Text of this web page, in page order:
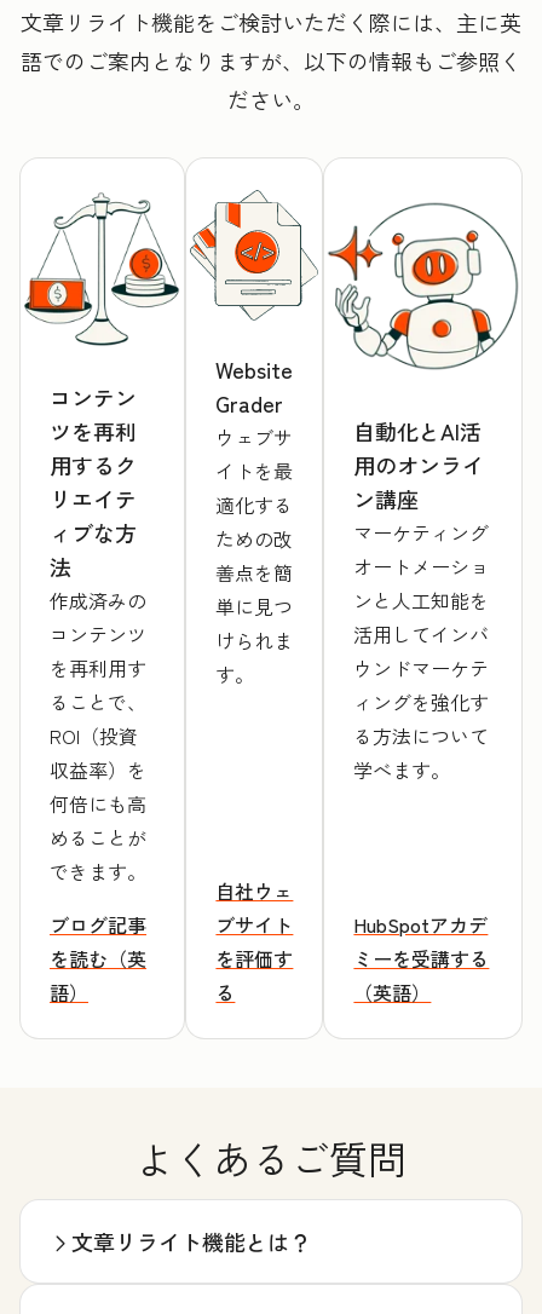
文章リライト機能をご検討いただく際には、主に英
語でのご案内となりますが、以下の情報もご参照く
ださい。
コンテン
ツを再利
用するク
リエイテ
ィブな方
法
作成済みの
コンテンツ
を再利用す
ることで、
ROI（投資
収益率）を
何倍にも高
めることが
できます。
ブログ記事
を読む（英
語）
Website
Grader
ウェブサ
イトを最
適化する
ための改
善点を簡
単に見つ
けられま
す。
自社ウェ
ブサイト
を評価す
る
自動化とAI活
用のオンライ
ン講座
マーケティング
オートメーショ
ンと人工知能を
活用してインバ
ウンドマーケテ
ィングを強化す
る方法について
学べます。
HubSpotアカデ
ミーを受講する
（英語）
よくあるご質問
文章リライト機能とは？